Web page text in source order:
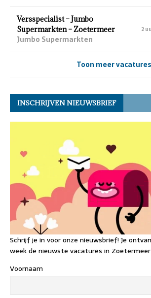
Versspecialist – Jumbo
Supermarkten – Zoetermeer
Jumbo Supermarkten
2
Toon meer vacatures
INSCHRIJVEN NIEUWSBRIEF
Schrijf je in voor onze nieuwsbrief! Je
week de nieuwste vacatures in
Voornaam